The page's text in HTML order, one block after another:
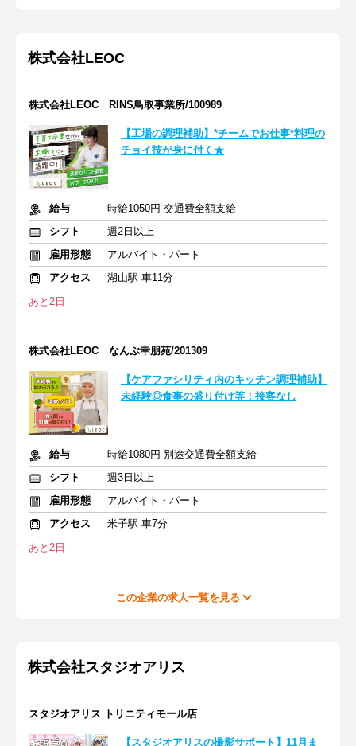
株式会社LEOC
株式会社LEOC RINS鳥取事業所/100989
【工場の調理補助】*チームでお仕事*料理の
チョイ技が身に付く★
給与
時給1050円 交通費全額支給
シフト
週2日以上
雇用形態
アルバイト・パート
アクセス
湖山駅 車11分
あと2日
株式会社LEOC なんぶ幸朋苑/201309
【ケアファシリティ内のキッチン調理補助】
未経験◎食事の盛り付け等！接客なし
給与
時給1080円 別途交通費全額支給
シフト
週3日以上
雇用形態
アルバイト・パート
アクセス
米子駅 車7分
あと2日
この企業の求人一覧を見る
株式会社スタジオアリス
スタジオアリス トリニティモール店
【スタジオアリスの撮影サポート】11月ま